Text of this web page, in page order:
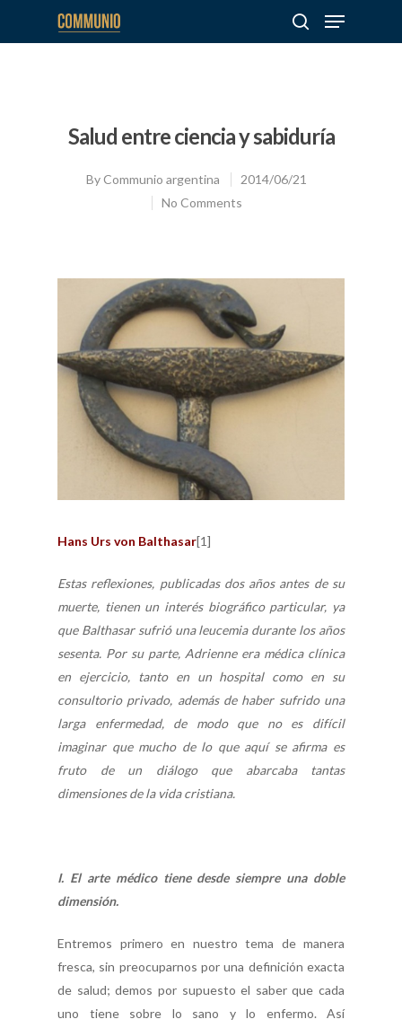
Salud entre ciencia y sabiduría
ByCommunio argentina
2014/06/21
No Comments
Hans Urs von Balthasar[1]
Estas reflexiones, publicadas dos años antes de su
muerte, tienen un interés biográfico particular, ya
que Balthasar sufrió una leucemia durante los años
sesenta. Por su parte, Adrienne era médica clínica
en ejercicio, tanto en un hospital como en su
consultorio privado, además de haber sufrido una
larga enfermedad, de modo que no es difícil
imaginar que mucho de lo que aquí se afirma es
fruto de un diálogo que abarcaba tantas
dimensiones de la vida cristiana.
I. El arte médico tiene desde siempre una doble
dimensión.
Entremos primero en nuestro tema de manera
fresca, sin preocuparnos por una definición exacta
de salud; demos por supuesto el saber que cada
uno tiene sobre lo sano y lo enfermo. Así